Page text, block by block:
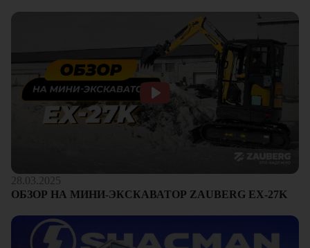
28.03.2025
ОБЗОР НА МИНИ-ЭКСКАВАТОР ZAUBERG EX-27K